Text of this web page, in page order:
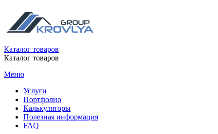
Каталог товаров
Каталог товаров
Меню
Услуги
Портфолио
Калькуляторы
Полезная информация
FAQ